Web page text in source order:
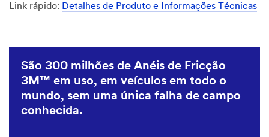
Link rápido: Detalhes de Produto e Informações Técnicas
São 300 milhões de Anéis de Fricção
3M™ em uso, em veículos em todo o
mundo, sem uma única falha de campo
conhecida.